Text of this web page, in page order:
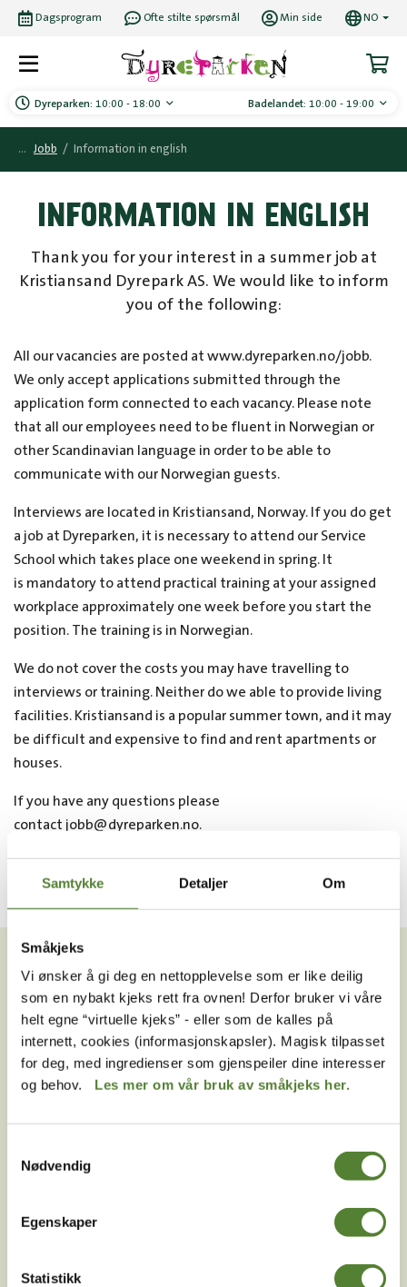
Samtykke Detaljer Om
Småkjeks
Vi ønsker å gi deg en nettopplevelse som er like deilig
som en nybakt kjeks rett fra ovnen! Derfor bruker vi våre
helt egne “virtuelle kjeks” - eller som de kalles på
internett, cookies (informasjonskapsler). Magisk tilpasset
for deg, med ingredienser som gjenspeiler dine interesser
og behov. Les mer om vår bruk av småkjeks her.
Nødvendig
Egenskaper
Statistikk
Dyreparken: 10:00 - 18:00 Badelandet: 10:00 - 19:00
Dagsprogram Ofte stilte spørsmål Min side NO
Jobb / Information in english
INFORMATION IN ENGLISH
Thank you for your interest in a summer job at
Kristiansand Dyrepark AS. We would like to inform
you of the following:
All our vacancies are posted at www.dyreparken.no/jobb.
We only accept applications submitted through the
application form connected to each vacancy. Please note
that all our employees need to be fluent in Norwegian or
other Scandinavian language in order to be able to
communicate with our Norwegian guests.
Interviews are located in Kristiansand, Norway. If you do get
a job at Dyreparken, it is necessary to attend our Service
School which takes place one weekend in spring. It
is mandatory to attend practical training at your assigned
workplace approximately one week before you start the
position. The training is in Norwegian.
We do not cover the costs you may have travelling to
interviews or training. Neither do we able to provide living
facilities. Kristiansand is a popular summer town, and it may
be difficult and expensive to find and rent apartments or
houses.
If you have any questions please
contact jobb@dyreparken.no.
VIL DU HA NYHETSBREV FRA
OSS?
Melder du deg på Dyreparkens nyhetsbrev får du
unike tilbud og nyheter. Uten nyhetsbrev går du glipp
av mange fordeler.
E-post
MELD MEG PÅ
Ved å melde deg på vårt nyhetsbrev godtar du våre